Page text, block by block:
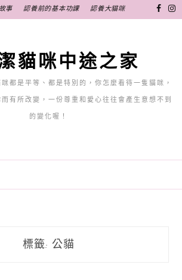
事 認養前的基本功課 認養大貓咪
貓咪中途之家
都是平等、都是特別的，你怎麼看待一隻貓咪，
有所改變，一份尊重和愛心往往會產生意想不到
的變化喔！
標籤: 公貓